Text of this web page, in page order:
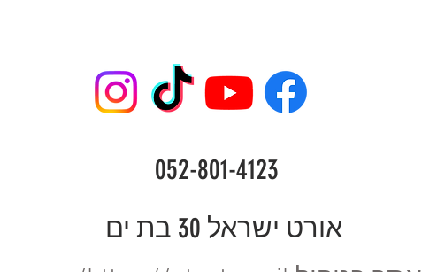
052-801-4123
אורט ישראל 30 בת ים